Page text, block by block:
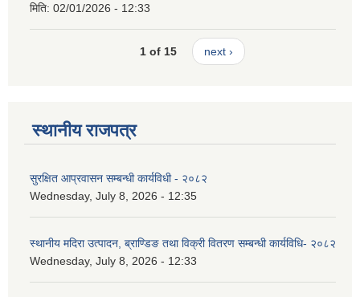
मिति: 02/01/2026 - 12:33
1 of 15 next ›
स्थानीय राजपत्र
सुरक्षित आप्रवासन सम्बन्धी कार्यविधी - २०८२
Wednesday, July 8, 2026 - 12:35
स्थानीय मदिरा उत्पादन, ब्राण्डिङ तथा विक्री वितरण सम्बन्धी कार्यविधि- २०८२
Wednesday, July 8, 2026 - 12:33